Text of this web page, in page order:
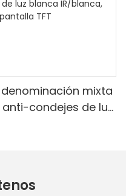
mixta
condejes de luz